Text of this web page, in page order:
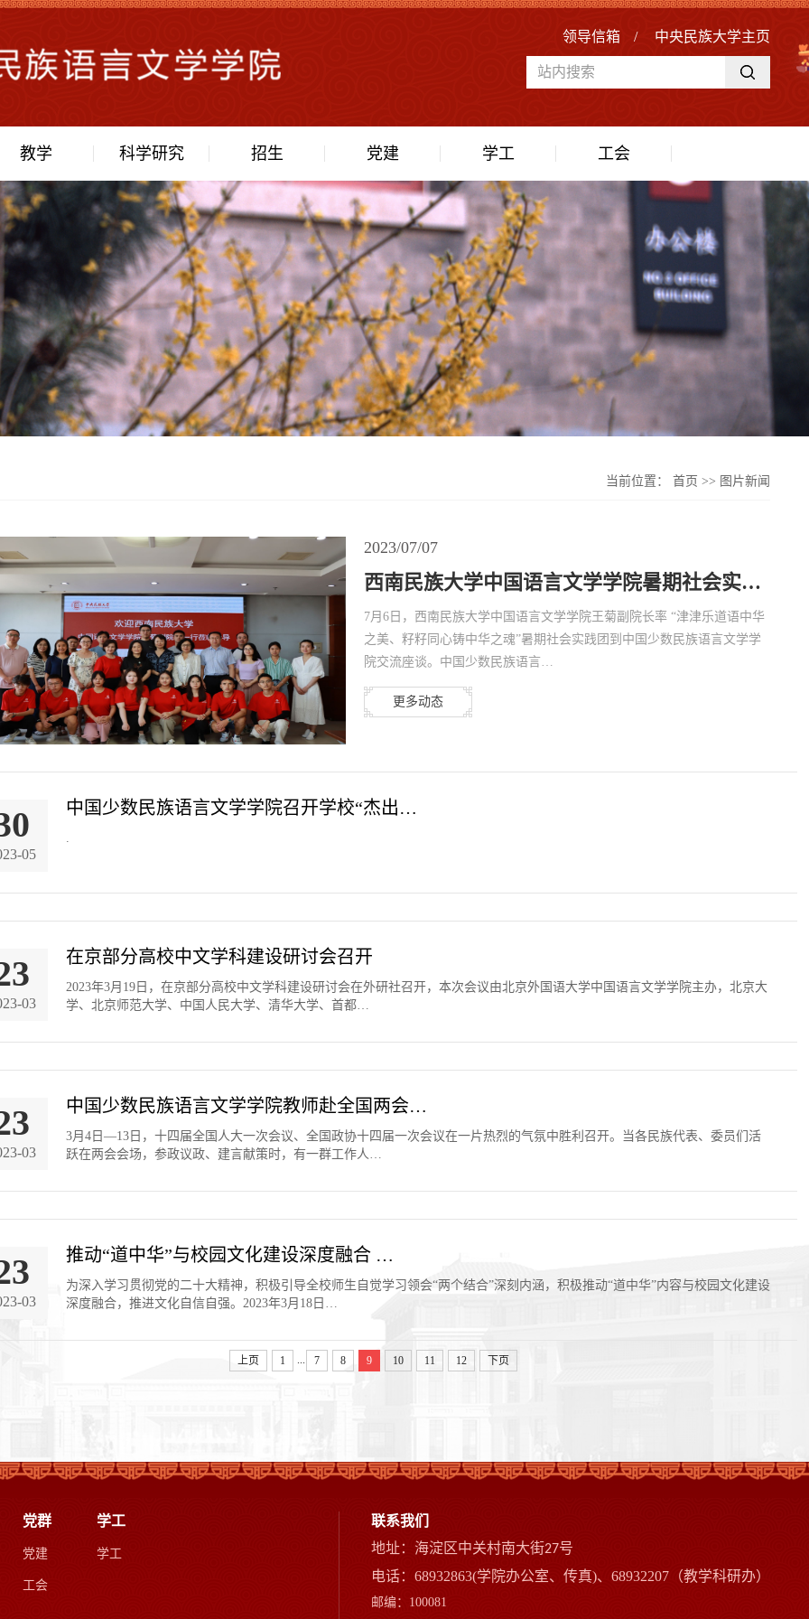
领导信箱 / 中央民族大学主页
教学 科学研究 招生 党建 学工 工会
当前位置： 首页 >> 图片新闻
2023/07/07
西南民族大学中国语言文学学院暑期社会实…
7月6日，西南民族大学中国语言文学学院王菊副院长率 “津津乐道语中华
之美、籽籽同心铸中华之魂”暑期社会实践团到中国少数民族语言文学学
院交流座谈。中国少数民族语言…
更多动态
05
中国少数民族语言文学学院召开学校“杰出…
.
03
在京部分高校中文学科建设研讨会召开
2023年3月19日，在京部分高校中文学科建设研讨会在外研社召开，本次会议由北京外国语大学中国语言文学学院主办，北京大
学、北京师范大学、中国人民大学、清华大学、首都…
03
中国少数民族语言文学学院教师赴全国两会…
3月4日—13日，十四届全国人大一次会议、全国政协十四届一次会议在一片热烈的气氛中胜利召开。当各民族代表、委员们活
跃在两会会场，参政议政、建言献策时，有一群工作人…
03
推动“道中华”与校园文化建设深度融合 …
为深入学习贯彻党的二十大精神，积极引导全校师生自觉学习领会“两个结合”深刻内涵，积极推动“道中华”内容与校园文化建设
深度融合，推进文化自信自强。2023年3月18日…
上页 1 ... 7 8 9 10 11 12 下页
党群
党建
工会
学工
学工
联系我们
地址：海淀区中关村南大街27号
电话：68932863(学院办公室、传真)、68932207（教学科研办）
邮编：100081